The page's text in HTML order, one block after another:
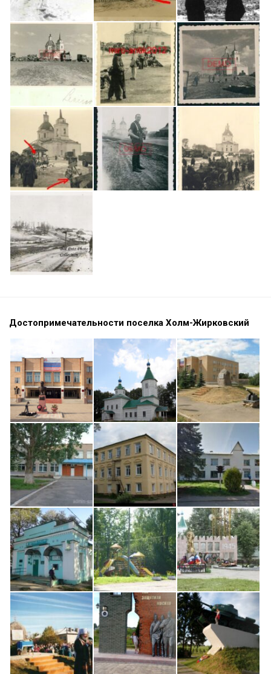
Достопримечательности поселка Холм-Жирковский